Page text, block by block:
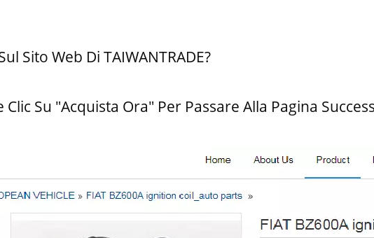
Sito Web Di TAIWANTRADE?
Su "Acquista Ora" Per Passare Alla Pagina